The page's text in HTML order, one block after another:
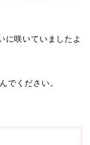
に咲いていましたよ
でください。